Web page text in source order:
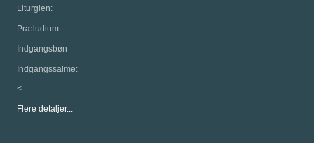
Liturgien:
Præludium
Indgangsbøn
Indgangssalme:
<…
Flere detaljer...